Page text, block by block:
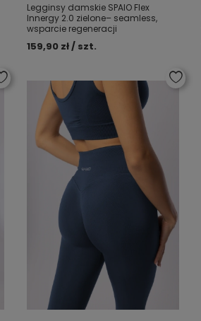
Legginsy damskie SPAIO Flex
Innergy 2.0 zielone– seamless,
wsparcie regeneracji
159,90 zł / szt.